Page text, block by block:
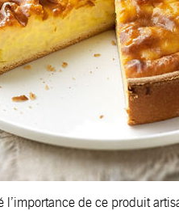
de ce produit